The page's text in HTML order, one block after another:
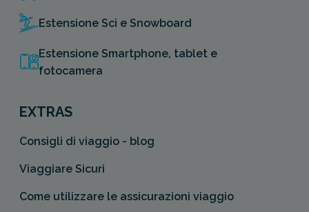
Estensione Sci e Snowboard
Estensione Smartphone, tablet e
fotocamera
EXTRAS
Consigli di viaggio - blog
Viaggiare Sicuri
Come utilizzare le assicurazioni viaggio